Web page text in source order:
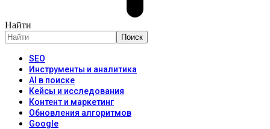
Найти
SEO
Инструменты и аналитика
AI в поиске
Кейсы и исследования
Контент и маркетинг
Обновления алгоритмов
Google